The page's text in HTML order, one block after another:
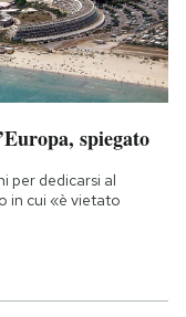
spiegato
per dedicarsi al
in cui «è vietato